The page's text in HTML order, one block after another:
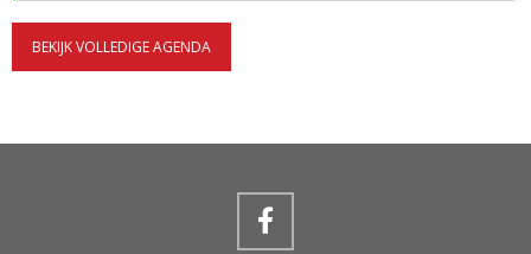
BEKIJK VOLLEDIGE AGENDA